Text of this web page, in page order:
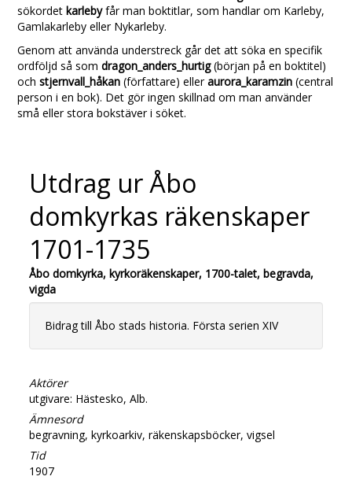
sökordetkarlebyfår man boktitlar, som handlar om Karleby,
Gamlakarleby eller Nykarleby.
Genom att använda understreck går det att söka en specifik
ordföljd så somdragon_anders_hurtig(början på en boktitel)
ochstjernvall_håkan (författare) elleraurora_karamzin (central
person i en bok). Det gör ingen skillnad om man använder
små eller stora bokstäver i söket.
Utdrag ur Åbo
domkyrkas räkenskaper
1701-1735
Åbo domkyrka, kyrkoräkenskaper, 1700-talet, begravda,
vigda
Bidrag till Åbo stads historia. Första serien XIV
Aktörer
utgivare: Hästesko, Alb.
Ämnesord
begravning, kyrkoarkiv, räkenskapsböcker, vigsel
Tid
1907